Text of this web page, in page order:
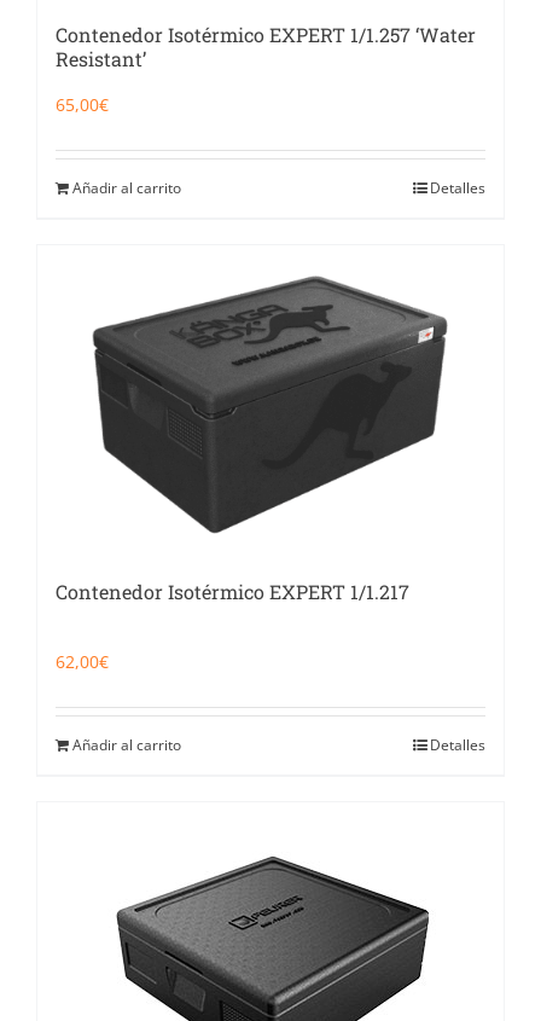
Contenedor Isotérmico EXPERT 1/1.257 ‘Water
Resistant’
65,00€
Añadir al carrito Detalles
Contenedor Isotérmico EXPERT 1/1.217
62,00€
Añadir al carrito Detalles